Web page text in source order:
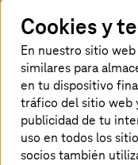
Cookies y
En nuestro sitio
similares para
en tu dispositivo
tráfico del sitio web
publicidad de tu
uso en todos los
socios también